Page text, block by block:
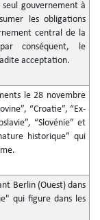
gouvernement à
les obligations
central de la
conséquent, le
acceptation.
le 28 novembre
“Croatie”, “Ex-
“Slovénie” et
historique” qui
Berlin (Ouest) dans
qui figure dans les